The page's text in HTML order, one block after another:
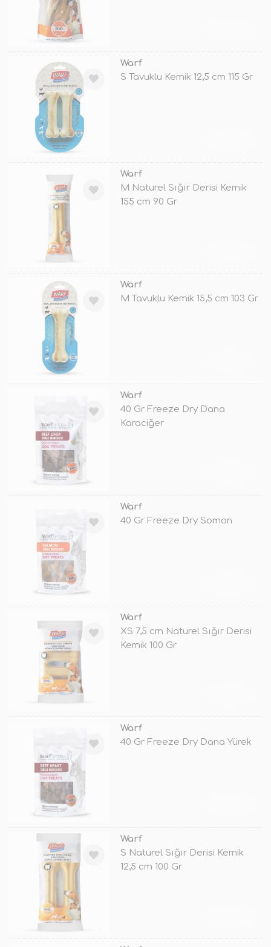
Warf
S Tavuklu Kemik 12,5 cm 115 Gr
Warf
M Naturel Sığır Derisi Kemik
155 cm 90 Gr
Warf
M Tavuklu Kemik 15,5 cm 103 Gr
Warf
40 Gr Freeze Dry Dana
Karaciğer
Warf
40 Gr Freeze Dry Somon
Warf
XS 7,5 cm Naturel Sığır Derisi
Kemik 100 Gr
Warf
40 Gr Freeze Dry Dana Yürek
Warf
S Naturel Sığır Derisi Kemik
12,5 cm 100 Gr